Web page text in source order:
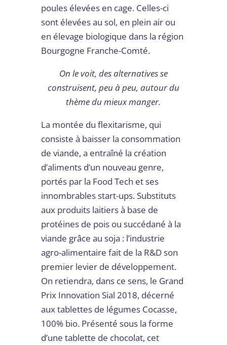
poules élevées en cage. Celles-ci
sont élevées au sol, en plein air ou
en élevage biologique dans la région
Bourgogne Franche-Comté.
On le voit, des alternatives se
construisent, peu à peu, autour du
thème du mieux manger.
La montée du flexitarisme, qui
consiste à baisser la consommation
de viande, a entraîné la création
d’aliments d’un nouveau genre,
portés par la Food Tech et ses
innombrables start-ups. Substituts
aux produits laitiers à base de
protéines de pois ou succédané à la
viande grâce au soja : l’industrie
agro-alimentaire fait de la R&D son
premier levier de développement.
On retiendra, dans ce sens, le Grand
Prix Innovation Sial 2018, décerné
aux tablettes de légumes Cocasse,
100% bio. Présenté sous la forme
d’une tablette de chocolat, cet